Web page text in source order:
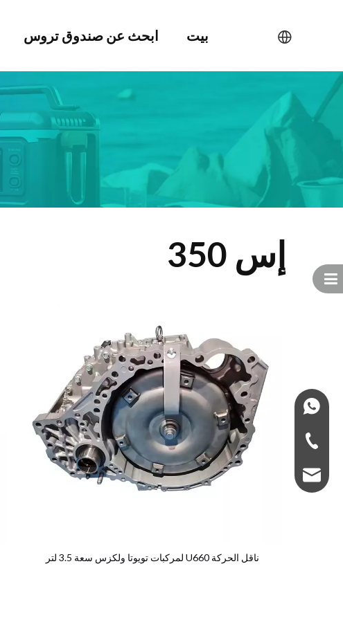
بيت ابحث عن صندوق تروس
إس 350
ناقل الحركة U660 لمركبات تويوتا ولكزس سعة 3.5 لتر
+966575435555
+966-575435555